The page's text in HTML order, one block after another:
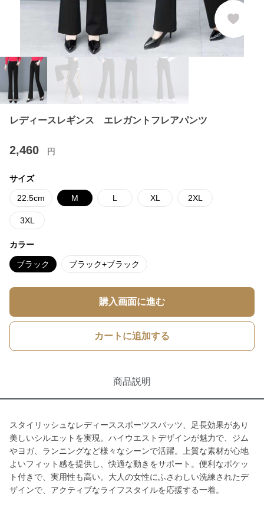
レディースレギンス エレガントフレアパンツ
2,460 円
サイズ
22.5cm M L XL 2XL
3XL
カラー
ブラック ブラック+ブラック
購入画面に進む
カートに追加する
商品説明
スタイリッシュなレディーススポーツスパッツ、足長効果があり
美しいシルエットを実現。ハイウエストデザインが魅力で、ジム
やヨガ、ランニングなど様々なシーンで活躍。上質な素材が心地
よいフィット感を提供し、快適な動きをサポート。便利なポケッ
ト付きで、実用性も高い。大人の女性にふさわしい洗練されたデ
ザインで、アクティブなライフスタイルを応援する一着。